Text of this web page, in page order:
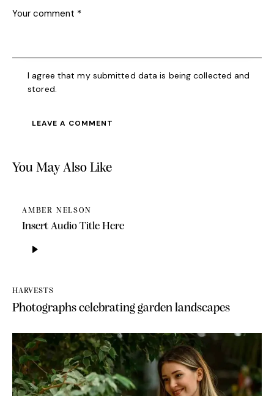
I agree that my submitted data is being collected and
stored.
You May Also Like
AMBER NELSON
Insert Audio Title Here
Player
HARVESTS
Photographs celebrating garden landscapes